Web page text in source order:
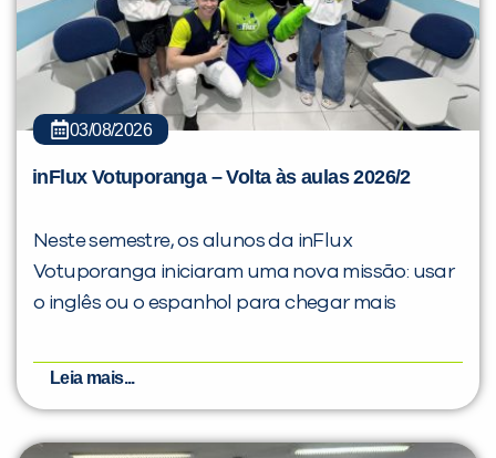
03/08/2026
inFlux Votuporanga – Volta às aulas 2026/2
Neste semestre, os alunos da inFlux
Votuporanga iniciaram uma nova missão: usar
o inglês ou o espanhol para chegar mais
Leia mais...